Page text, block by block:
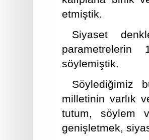
etmiştik.
Siyaset
parametrelerin
söylemiştik.
Söylediğimiz
milletinin varlık
tutum, söylem
genişletmek,